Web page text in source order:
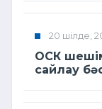
20 шілде,
ОСК
сайлау